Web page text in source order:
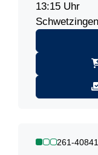
13:15 Uhr
Schwetzingen
261-40841